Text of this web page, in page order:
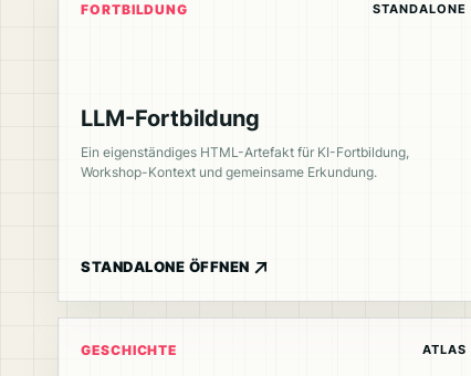
FORTBILDUNG STANDALONE
LLM-Fortbildung
Ein eigenständiges HTML-Artefakt für KI-Fortbildung,
Workshop-Kontext und gemeinsame Erkundung.
STANDALONE ÖFFNEN
GESCHICHTE ATLAS